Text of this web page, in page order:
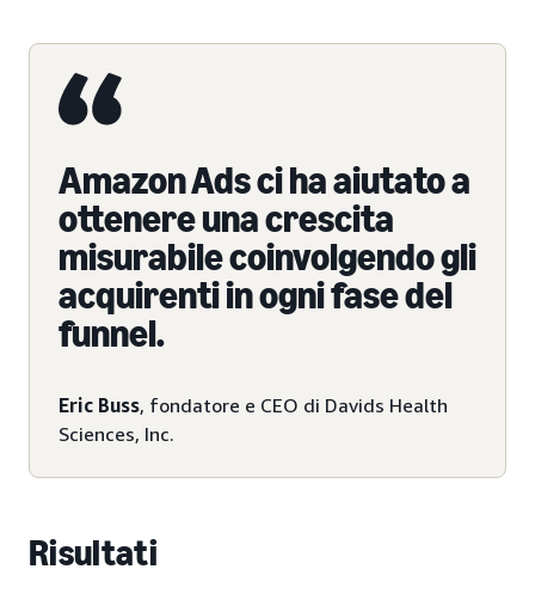
Amazon Ads ci ha aiutato a
ottenere una crescita
misurabile coinvolgendo gli
acquirenti in ogni fase del
funnel.
Eric Buss, fondatore e CEO di Davids Health
Sciences, Inc.
Risultati